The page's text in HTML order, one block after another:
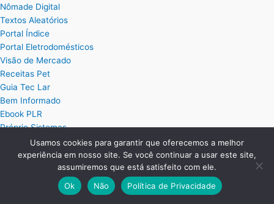
Nômade Digital
Textos Aleatórios
Portal Índice
Portal Eletrodomésticos
Visão de Mercado
Receitas Pet
Guia Tec Lar
Bem Informado
Ebook PLR
Próprio Sistemas
Posts
Planilha Excel de Cálculo de Hora Extra
Usamos cookies para garantir que oferecemos a melhor
experiência em nosso site. Se você continuar a usar este site,
assumiremos que está satisfeito com ele.
Ok
Não Política de Privacidade